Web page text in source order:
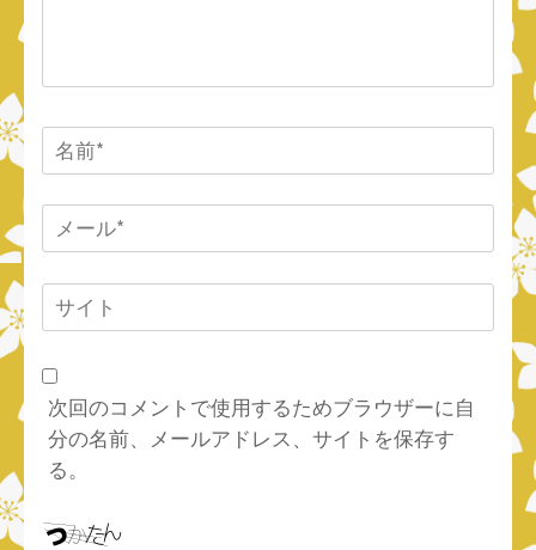
名
前
*
ー
ル
サ
イ
次回のコメントで使用するためブラウザーに自
分の名前、メールアドレス、サイトを保存す
る。